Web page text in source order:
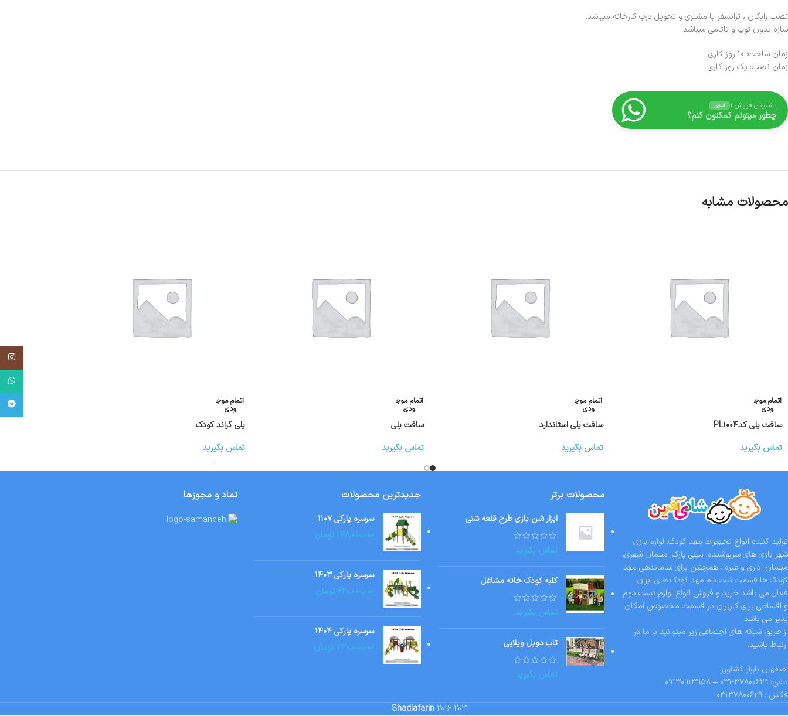
نصب رایگان ، ترانسفر با مشتری و تحویل درب کارخانه میباشد.
سازه بدون توپ و تاتامی میباشد.
زمان ساخت: ۱۰ روز کاری
زمان نصب: یک روز کاری
پشتیبان فروش ۱ آنلاین
چطور میتونم کمکتون کنم؟
محصولات مشابه
اتمام موج
ودی
سافت پلی کدPL۱۰۰۴
تماس بگیرید
اتمام موج
ودی
سافت پلی استاندارد
تماس بگیرید
اتمام موج
ودی
سافت پلی
تماس بگیرید
اتمام موج
ودی
پلی گراند کودک
تماس بگیرید
تولید کننده انواع تجهیزات مهد کودک, لوازم بازی
شهر بازی های سرپوشیده, مینی پارک, مبلمان شهری,
مبلمان اداری و غیره . همچنین برای ساماندهی مهد
کودک ها قسمت ثبت نام مهد کودک های ایران
فعال می باشد خرید و فروش انواع لوازم دست دوم
و اقساطی برای کاربران در قسمت مخصوص امکان
پذیر می باشد.
از طریق شبکه های اجتماعی زیر میتوانید با ما در
ارتباط باشید.
اصفهان بلوار کشاورز
تلفن: ۳۷۸۰۰۶۲۹-۰۳۱ – ۰۹۱۳۰۹۱۳۹۵۸
فکس : ۰۳۱۳۷۸۰۰۶۲۹
محصولات برتر
ابزار شن بازی طرح قلعه شنی
تماس بگیرید
کلبه کودک خانه مشاغل
تماس بگیرید
تاب دوبل ویلایی
تماس بگیرید
جدیدترین محصولات
سرسره پارکی ۱۱۰۷
۱۴۸,۰۰۰,۰۰۰ تومان
سرسره پارکی ۱۴۰۳
۶۲۰,۰۰۰,۰۰۰ تومان
سرسره پارکی ۱۴۰۴
۷۳۰,۰۰۰,۰۰۰ تومان
نماد و مجوزها
Shadiafarin 2016-2021
واتساپ
تلگرام